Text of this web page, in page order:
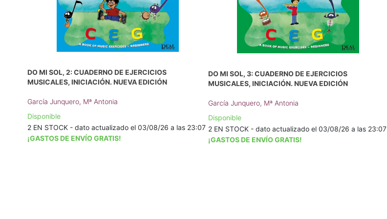
DO MI SOL, 2: CUADERNO DE EJERCICIOS
MUSICALES, INICIACIÓN. NUEVA EDICIÓN
García Junquero, Mª Antonia
Disponible
2 EN STOCK - dato actualizado el 03/08/26 a las 23:07
¡GASTOS DE ENVÍO GRATIS!
DO MI SOL, 3: CUADERNO DE EJERCICIOS
MUSICALES, INICIACIÓN. NUEVA EDICIÓN
García Junquero, Mª Antonia
Disponible
2 EN STOCK - dato actualizado el 03/08/26 a las 23:07
¡GASTOS DE ENVÍO GRATIS!